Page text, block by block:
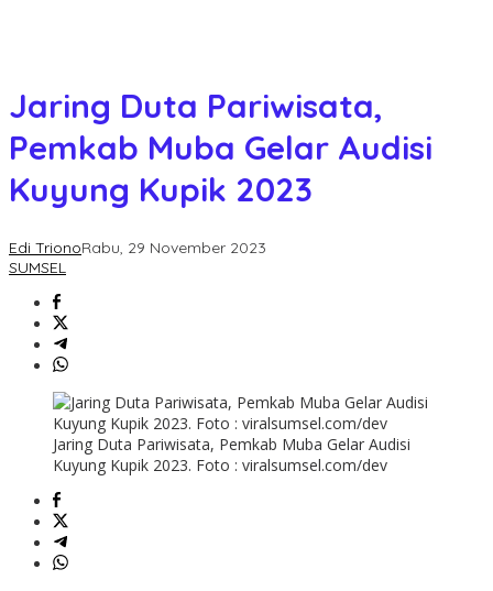
Jaring Duta Pariwisata,
Pemkab Muba Gelar Audisi
Kuyung Kupik 2023
Edi TrionoRabu, 29 November 2023
SUMSEL
Jaring Duta Pariwisata, Pemkab Muba Gelar Audisi
Kuyung Kupik 2023. Foto : viralsumsel.com/dev